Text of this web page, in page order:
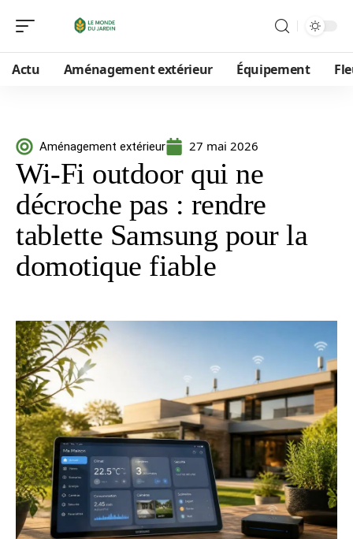
Actu Aménagement extérieur Équipement
Aménagement extérieur 27 mai 2026
Wi-Fi outdoor qui ne
décroche pas : rendre
tablette Samsung pour la
domotique fiable